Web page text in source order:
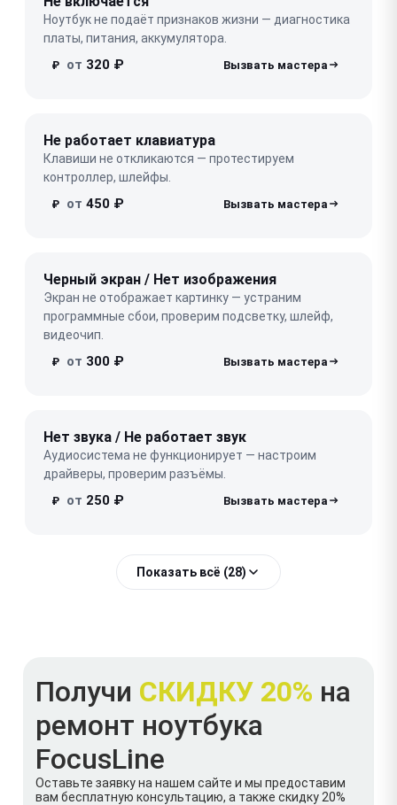
Ноутбук не подаёт признаков жизни — диагностика
платы, питания, аккумулятора.
₽ от 320 ₽
Не работает клавиатура
Клавиши не откликаются — протестируем
контроллер, шлейфы.
₽ от 450 ₽
Черный экран / Нет изображения
Экран не отображает картинку — устраним
программные сбои, проверим подсветку, шлейф,
видеочип.
₽ от 300 ₽
Нет звука / Не работает звук
Аудиосистема не функционирует — настроим
драйверы, проверим разъёмы.
₽ от 250 ₽
Показать всё (28)
Получи СКИДКУ 20% на
ремонт ноутбука
FocusLine
Оставьте заявку на нашем сайте и мы предоставим
вам бесплатную консультацию, а также скидку 20%